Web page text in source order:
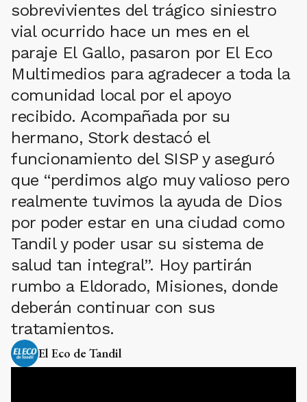
sobrevivientes del trágico siniestro
vial ocurrido hace un mes en el
paraje El Gallo, pasaron por El Eco
Multimedios para agradecer a toda la
comunidad local por el apoyo
recibido. Acompañada por su
hermano, Stork destacó el
funcionamiento del SISP y aseguró
que “perdimos algo muy valioso pero
realmente tuvimos la ayuda de Dios
por poder estar en una ciudad como
Tandil y poder usar su sistema de
salud tan integral”. Hoy partirán
rumbo a Eldorado, Misiones, donde
deberán continuar con sus
tratamientos.
El Eco de Tandil